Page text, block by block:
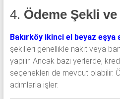
4. Ödeme Şekli
Bakırköy ikinci el beyaz eşya
şekilleri genellikle nakit veya
yapılır. Ancak bazı yerlerde,
seçenekleri de mevcut olabilir.
adımlarla işler: